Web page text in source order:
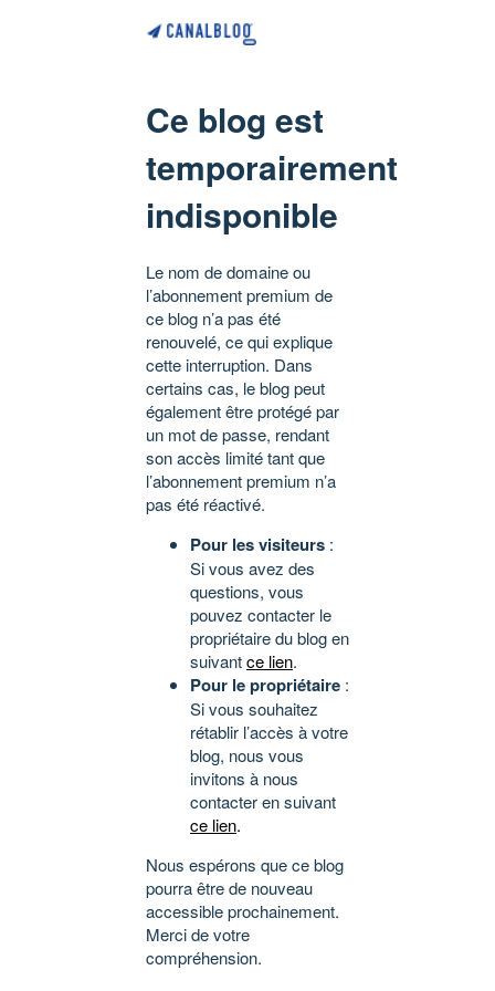
Ce blog est
temporairement
indisponible
Le nom de domaine ou
l’abonnement premium de
ce blog n’a pas été
renouvelé, ce qui explique
cette interruption. Dans
certains cas, le blog peut
également être protégé par
un mot de passe, rendant
son accès limité tant que
l’abonnement premium n’a
pas été réactivé.
Pour les visiteurs :
Si vous avez des
questions, vous
pouvez contacter le
propriétaire du blog en
suivantce lien.
Pour le propriétaire :
Si vous souhaitez
rétablir l’accès à votre
blog, nous vous
invitons à nous
contacter en suivant
ce lien.
Nous espérons que ce blog
pourra être de nouveau
accessible prochainement.
Merci de votre
compréhension.